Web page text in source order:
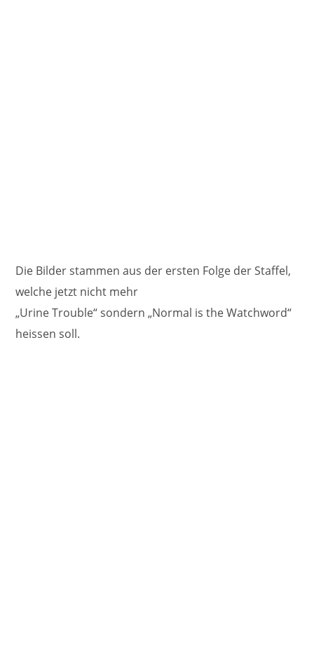
Die Bilder stammen aus der ersten Folge der Staffel,
welche jetzt nicht mehr
„Urine Trouble“ sondern „Normal is the Watchword“
heissen soll.